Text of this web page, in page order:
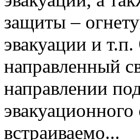
защиты –
эвакуации и
направленный
направлении
встраиваемо...